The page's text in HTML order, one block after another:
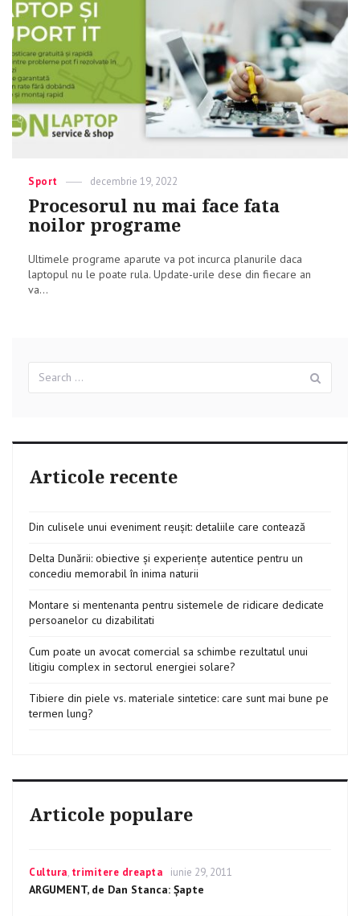
a
cu
recordul
lui
Categories
Sport
Posted
decembrie 19, 2022
Procesorul nu mai face fata
noilor programe
Ultimele programe aparute va pot incurca planurile daca
laptopul nu le poate rula. Update-urile dese din fiecare an
va...
for:
Articole recente
Din culisele unui eveniment reușit: detaliile care contează
Delta Dunării: obiective și experiențe autentice pentru un
concediu memorabil în inima naturii
Montare si mentenanta pentru sistemele de ridicare dedicate
persoanelor cu dizabilitati
Cum poate un avocat comercial sa schimbe rezultatul unui
litigiu complex in sectorul energiei solare?
Tibiere din piele vs. materiale sintetice: care sunt mai bune pe
termen lung?
Articole populare
Categories
Cultura, trimitere dreapta
Posted
on
iunie 29, 2011
ARGUMENT, de Dan Stanca: Șapte